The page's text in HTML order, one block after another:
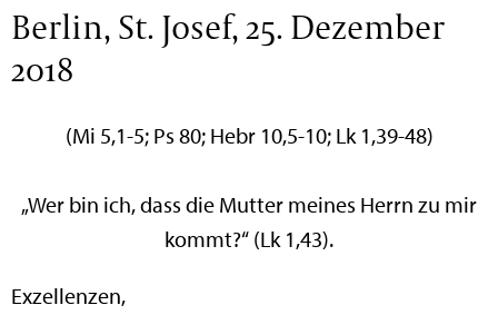
Berlin, St. Josef, 25. Dezember
2018
(Mi 5,1-5; Ps 80; Hebr 10,5-10; Lk 1,39-48)
„Wer bin ich, dass die Mutter meines Herrn zu mir
kommt?“ (Lk 1,43).
Exzellenzen,